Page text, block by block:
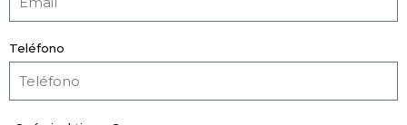
Teléfono